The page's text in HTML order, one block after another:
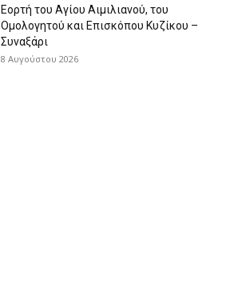
Εορτή του Αγίου Αιμιλιανού, του
Ομολογητού και Επισκόπου Κυζίκου –
Συναξάρι
8 Αυγούστου 2026